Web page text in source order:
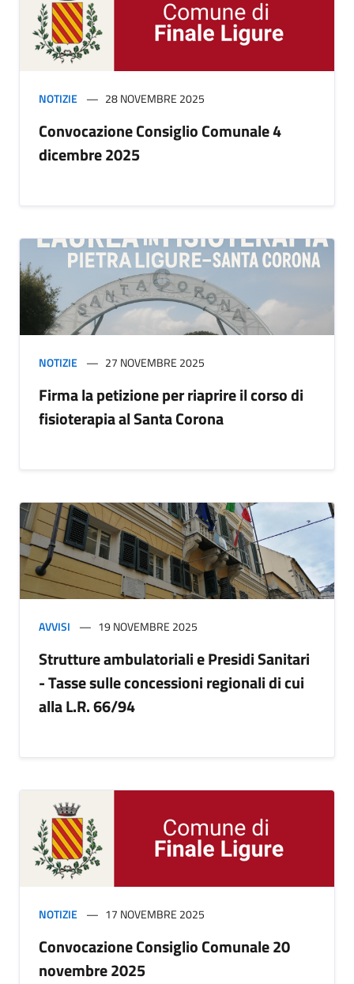
NOTIZIE 28 NOVEMBRE 2025
Convocazione Consiglio Comunale 4
dicembre 2025
NOTIZIE 27 NOVEMBRE 2025
Firma la petizione per riaprire il corso di
fisioterapia al Santa Corona
AVVISI 19 NOVEMBRE 2025
Strutture ambulatoriali e Presidi Sanitari
- Tasse sulle concessioni regionali di cui
alla L.R. 66/94
NOTIZIE 17 NOVEMBRE 2025
Convocazione Consiglio Comunale 20
novembre 2025